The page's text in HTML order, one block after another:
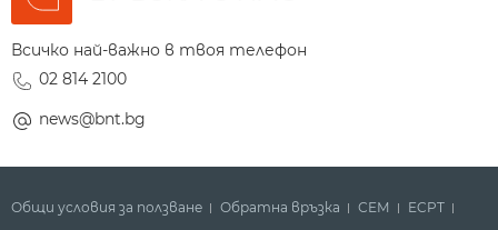
Всичко най-важно в твоя телефон
02 814 2100
news@bnt.bg
Общи условия за ползване Обратна връзка СЕМ ECPT